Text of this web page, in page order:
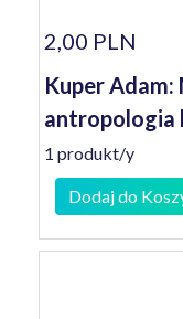
2,00 PLN
Kuper Adam:
antropologia
1 produkt/y
Dodaj do